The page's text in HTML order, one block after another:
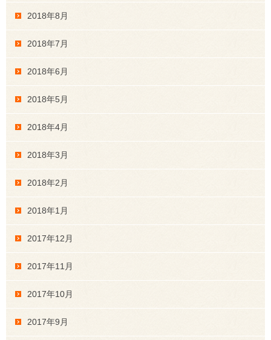
2018年8月
2018年7月
2018年6月
2018年5月
2018年4月
2018年3月
2018年2月
2018年1月
2017年12月
2017年11月
2017年10月
2017年9月